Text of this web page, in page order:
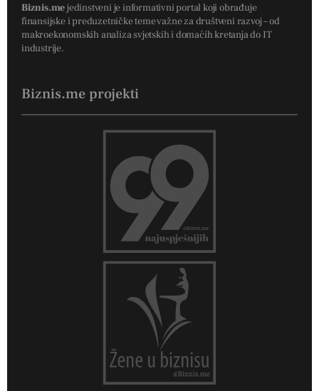
Biznis.mejedinstveni je informativni portal koji obrađuje
finansijske i preduzetničke teme važne za društveni razvoj – od
makroekonomskih analiza svjetskih i domaćih kretanja do IT
industrije.
Biznis.me projekti